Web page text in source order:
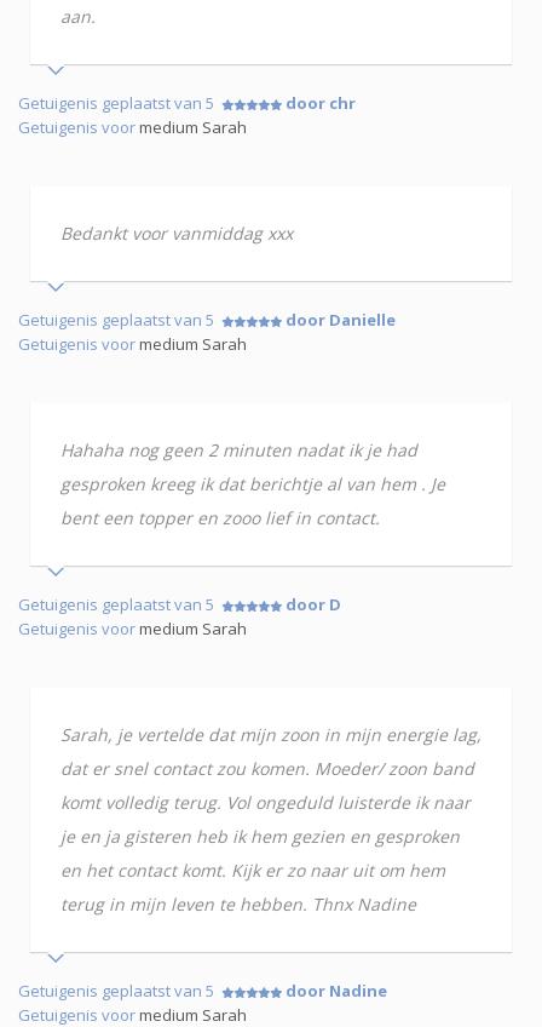
aan.
Getuigenis geplaatst van 5
door chr
Getuigenis voormedium Sarah
Bedankt voor vanmiddag xxx
Getuigenis geplaatst van 5
door Danielle
Getuigenis voormedium Sarah
Hahaha nog geen 2 minuten nadat ik je had
gesproken kreeg ik dat berichtje al van hem . Je
bent een topper en zooo lief in contact.
Getuigenis geplaatst van 5
door D
Getuigenis voormedium Sarah
Sarah, je vertelde dat mijn zoon in mijn energie lag,
dat er snel contact zou komen. Moeder/ zoon band
komt volledig terug. Vol ongeduld luisterde ik naar
je en ja gisteren heb ik hem gezien en gesproken
en het contact komt. Kijk er zo naar uit om hem
terug in mijn leven te hebben. Thnx Nadine
Getuigenis geplaatst van 5
door Nadine
Getuigenis voormedium Sarah